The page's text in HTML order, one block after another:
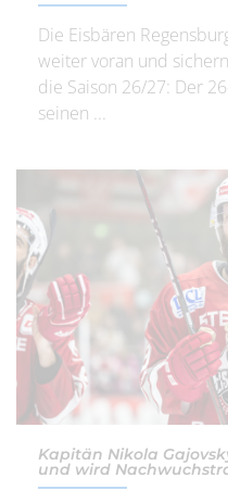
Die Eisbären
weiter voran und
die Saison 26/27: Der
seinen ...
Kapitän Nikola
und wird